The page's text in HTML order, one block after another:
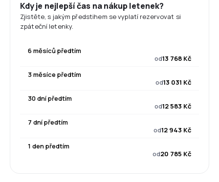
Kdy je nejlepší čas na nákup letenek?
Zjistěte, s jakým předstihem se vyplatí rezervovat si
zpáteční letenky.
6 měsíců předtím
od13 768 Kč
3 měsíce předtím
od13 031 Kč
30 dní předtím
od12 583 Kč
7 dní předtím
od12 943 Kč
1 den předtím
od20 785 Kč